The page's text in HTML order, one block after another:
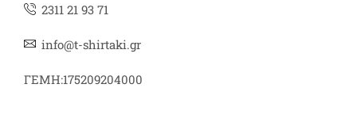
2311 21 93 71
info@t-shirtaki.gr
ΓΕΜΗ:175209204000